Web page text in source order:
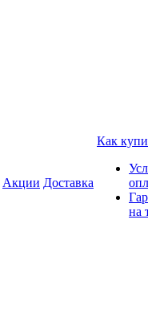
Акции Доставка
Как
на